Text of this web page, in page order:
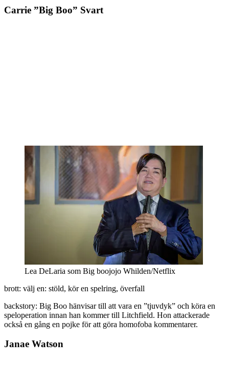
Carrie ”Big Boo” Svart
Lea DeLaria som Big boojojo Whilden/Netflix
brott: välj en: stöld, kör en spelring, överfall
backstory: Big Boo hänvisar till att vara en ”tjuvdyk” och köra en
speloperation innan han kommer till Litchfield. Hon attackerade
också en gång en pojke för att göra homofoba kommentarer.
Janae Watson